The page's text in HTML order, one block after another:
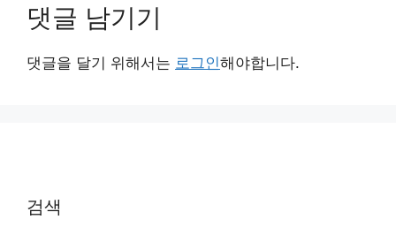
댓글 남기기
댓글을 달기 위해서는 로그인해야합니다.
검색